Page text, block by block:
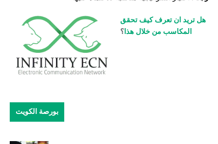
هل تريد ان تعرف كيف تحقق
المكاسب من خلال هذا؟
بورصة الكويت